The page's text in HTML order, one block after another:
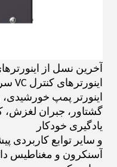
آخرین نسل از
اینورترهای کنترل VC سری S320؛ MPPT سری SG320
اینورتر پمپ
گشتاور، جبران لغزش،
یادگیری خودکار
و سایر توابع کاربردی
آسنکرون و مغناطیس